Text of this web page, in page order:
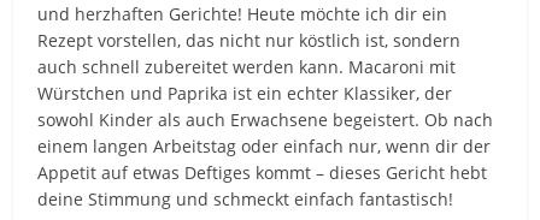
und herzhaften Gerichte! Heute möchte ich dir ein
Rezept vorstellen, das nicht nur köstlich ist, sondern
auch schnell zubereitet werden kann. Macaroni mit
Würstchen und Paprika ist ein echter Klassiker, der
sowohl Kinder als auch Erwachsene begeistert. Ob nach
einem langen Arbeitstag oder einfach nur, wenn dir der
Appetit auf etwas Deftiges kommt – dieses Gericht hebt
deine Stimmung und schmeckt einfach fantastisch!